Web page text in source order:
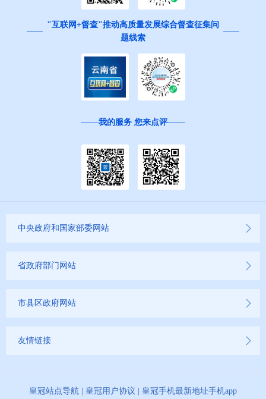
"互联网+督查"推动高质量发展综合督查征集问
题线索
我的服务 您来点评
中央政府和国家部委网站
省政府部门网站
市县区政府网站
友情链接
皇冠站点导航 皇冠用户协议 皇冠手机最新地址手机app